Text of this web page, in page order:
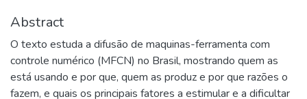
Abstract
O texto estuda a difusão de maquinas-ferramenta com
controle numérico (MFCN) no Brasil, mostrando quem as
está usando e por que, quem as produz e por que razões o
fazem, e quais os principais fatores a estimular e a dificultar